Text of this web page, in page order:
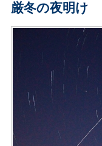
厳冬の夜明け